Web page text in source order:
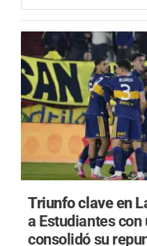
Triunfo clave en
a Estudiantes
consolidó su